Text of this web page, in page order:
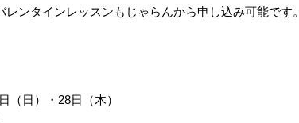
ンタインレッスンもじゃらんから申し込み可能です。
（日）・28日（木）